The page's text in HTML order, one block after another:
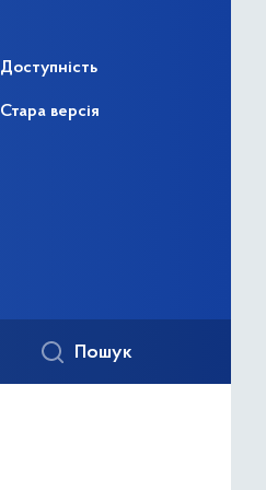
Доступність
Стара версія
Пошук